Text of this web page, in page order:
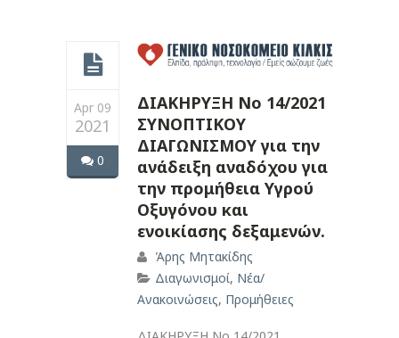
Apr 09
2021
0
ΔΙΑΚΗΡΥΞΗ Νο 14/2021
ΣΥΝΟΠΤΙΚΟΥ
ΔΙΑΓΩΝΙΣΜΟΥ για την
ανάδειξη αναδόχου για
την προμήθεια Υγρού
Οξυγόνου και
ενοικίασης δεξαμενών.
Άρης Μητακίδης
Διαγωνισμοί, Νέα/
Ανακοινώσεις, Προμήθειες